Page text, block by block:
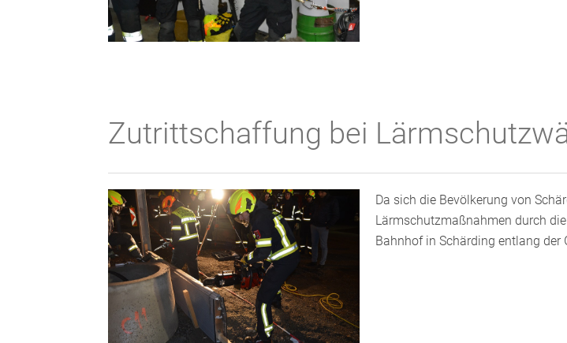
Zutrittschaffung bei
Da sich die Bevölkerung von
Lärmschutzmaßnahmen durch
Bahnhof in Schärding entlang